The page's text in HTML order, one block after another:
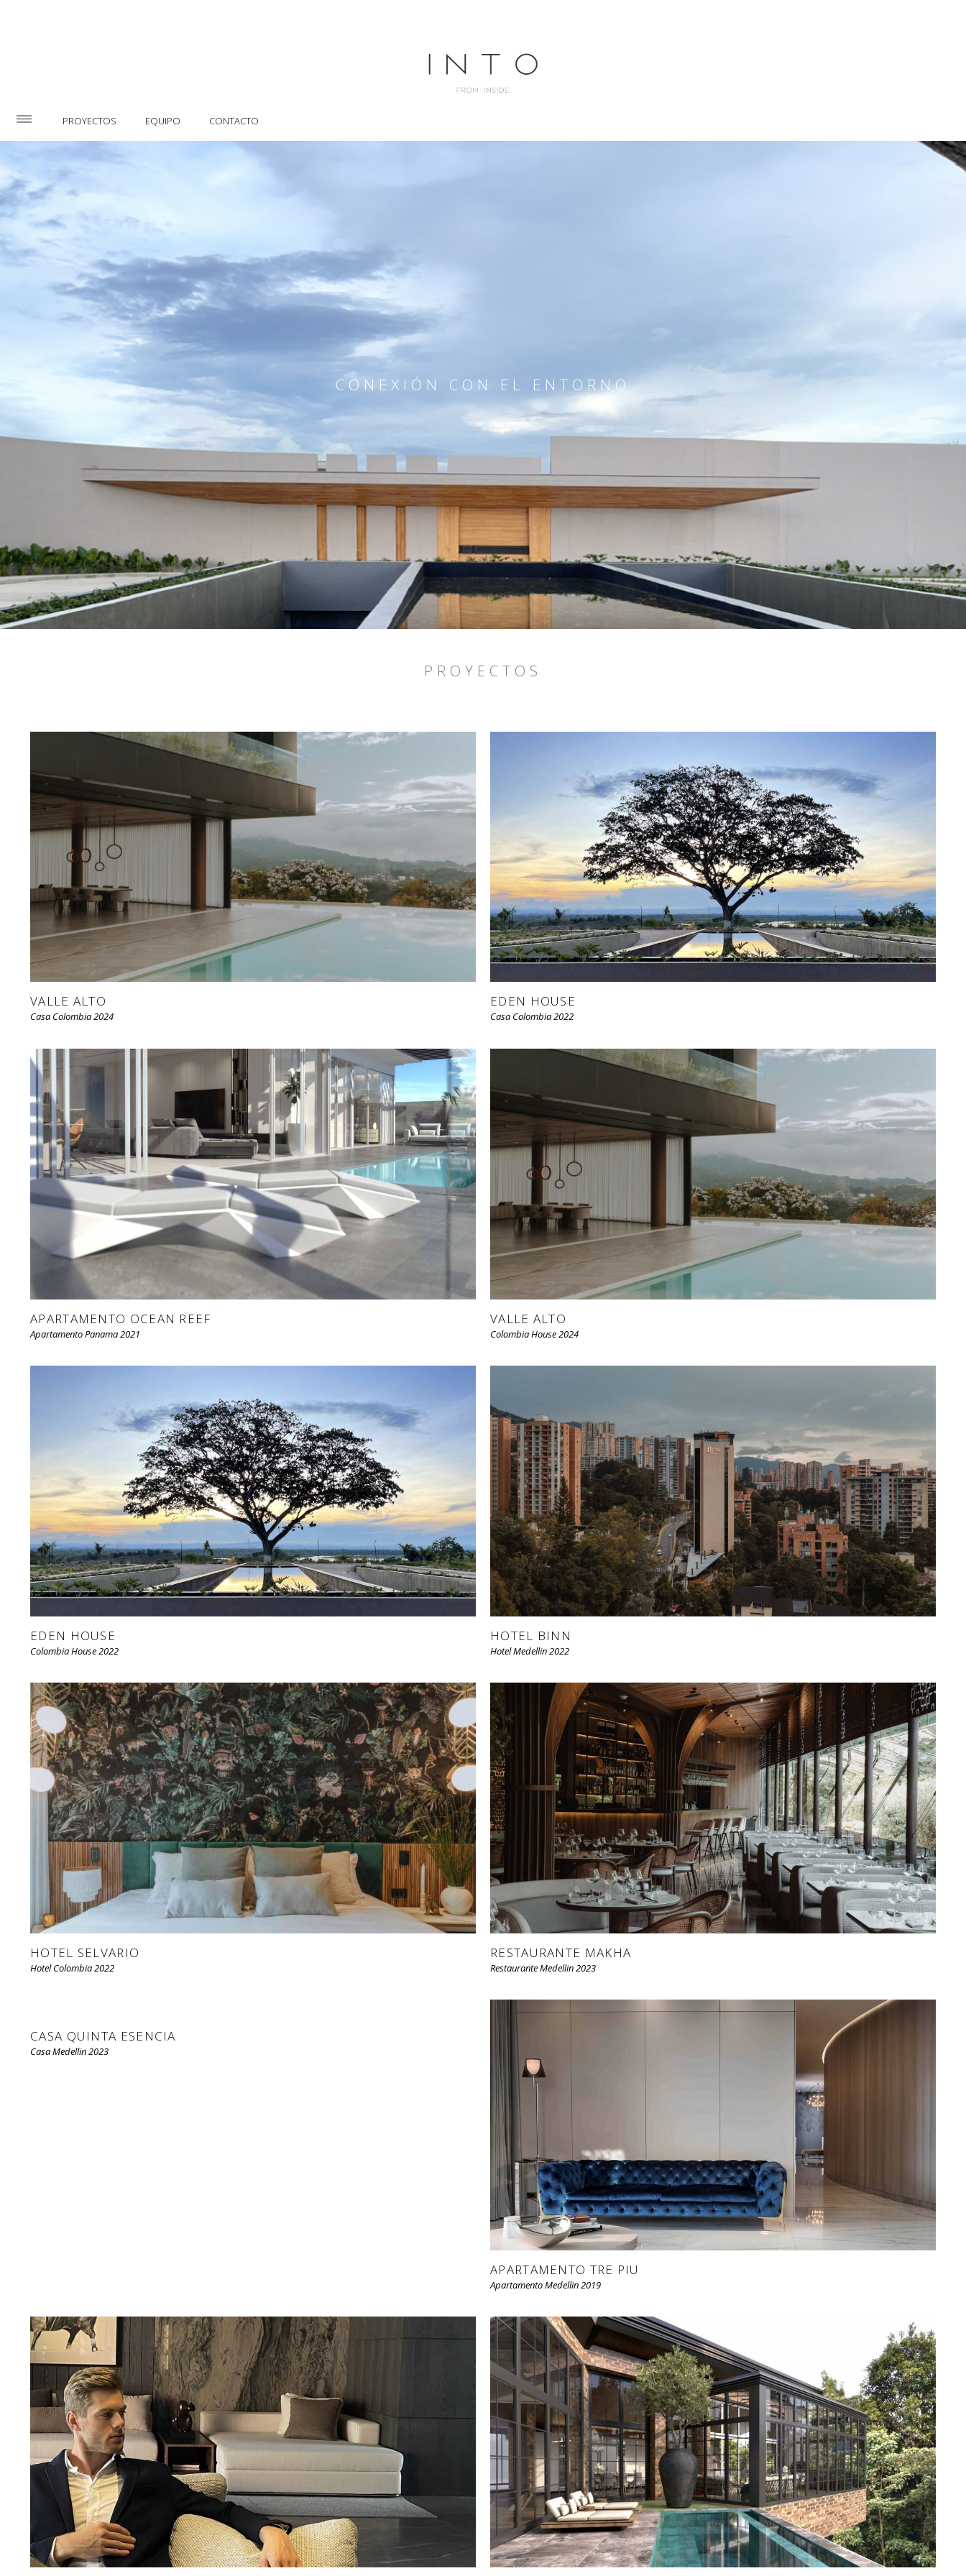
PROYECTOS EQUIPO CONTACTO
CONEXIÓN CON EL ENTORNO
PROYECTOS
VALLE ALTO
Casa Colombia 2024
EDEN HOUSE
Casa Colombia 2022
APARTAMENTO OCEAN REEF
Apartamento Panama 2021
VALLE ALTO
Colombia House 2024
EDEN HOUSE
Colombia House 2022
HOTEL BINN
Hotel Medellin 2022
HOTEL SELVARIO
Hotel Colombia 2022
RESTAURANTE MAKHA
Restaurante Medellin 2023
CASA QUINTA ESENCIA
Casa Medellin 2023
APARTAMENTO TRE PIU
Apartamento Medellin 2019